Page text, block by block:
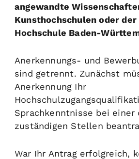
angewandte
Kunsthochschulen oder der
Hochschule Baden-
Anerkennungs- und
sind getrennt. Zunächst
Anerkennung Ihr
Sprachkenntnisse bei einer
zuständigen Stellen
War Ihr Antrag erfolgreich,